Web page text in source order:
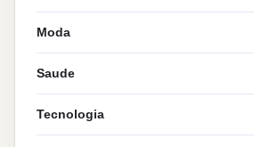
Moda
Saude
Tecnologia